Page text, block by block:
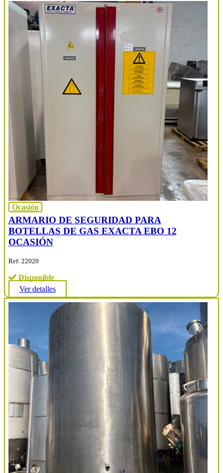
Ocasión
ARMARIO DE SEGURIDAD PARA
BOTELLAS DE GAS EXACTA EBO 12
OCASIÓN
Ref: 22020
Disponible
Ver detalles